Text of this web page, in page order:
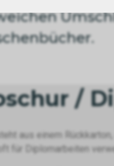
/
aus einem
für Diplomarbeiten